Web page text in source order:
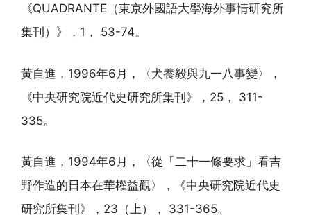
《QUADRANTE（東京外國語大學海外事情研究所
集刊）》，1， 53-74。
黃自進，1996年6月，〈犬養毅與九一八事變〉，
《中央研究院近代史研究所集刊》，25， 311-
335。
黃自進，1994年6月，〈從「二十一條要求」看吉
野作造的日本在華權益觀〉，《中央研究院近代史
研究所集刊》，23（上）， 331-365。